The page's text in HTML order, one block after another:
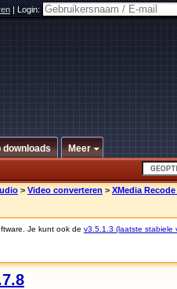
|Login:
downloads Meer
> Video converteren > XMedia Recode
Je kunt ook de v3.5.1.3 (laatste stabiele